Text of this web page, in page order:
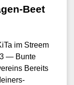
Beet
im Streem
— Bunte
Bereits